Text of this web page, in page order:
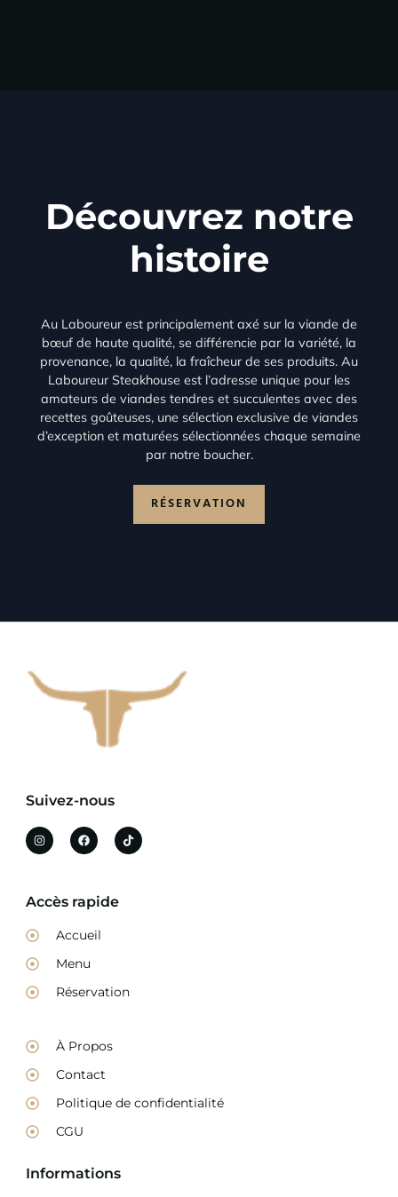
Découvrez notre
histoire
Au Laboureur est principalement axé sur la viande de
bœuf de haute qualité, se différencie par la variété, la
provenance, la qualité, la fraîcheur de ses produits. Au
Laboureur Steakhouse est l’adresse unique pour les
amateurs de viandes tendres et succulentes avec des
recettes goûteuses, une sélection exclusive de viandes
d’exception et maturées sélectionnées chaque semaine
par notre boucher.
RÉSERVATION
Suivez-nous
Accès rapide
Accueil
Menu
Réservation
À Propos
Contact
Politique de confidentialité
CGU
Informations